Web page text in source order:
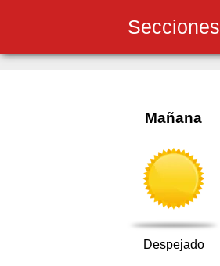
Secciones
Mañana
Despejado